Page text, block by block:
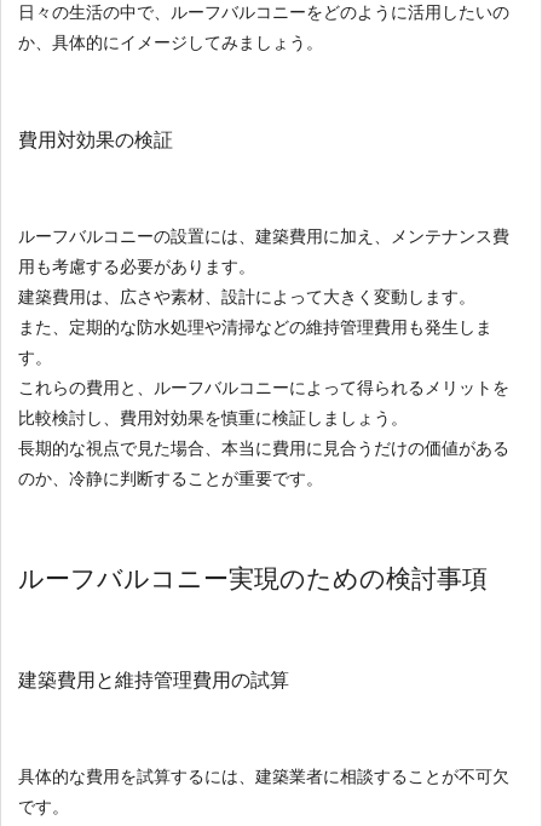
日々の生活の中で、ルーフバルコニーをどのように活用したいの
か、具体的にイメージしてみましょう。
費用対効果の検証
ルーフバルコニーの設置には、建築費用に加え、メンテナンス費
用も考慮する必要があります。
建築費用は、広さや素材、設計によって大きく変動します。
また、定期的な防水処理や清掃などの維持管理費用も発生しま
す。
これらの費用と、ルーフバルコニーによって得られるメリットを
比較検討し、費用対効果を慎重に検証しましょう。
長期的な視点で見た場合、本当に費用に見合うだけの価値がある
のか、冷静に判断することが重要です。
ルーフバルコニー実現のための検討事項
建築費用と維持管理費用の試算
具体的な費用を試算するには、建築業者に相談することが不可欠
です。